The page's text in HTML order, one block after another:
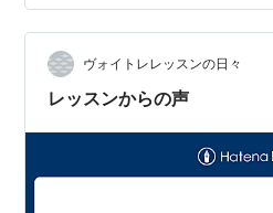
た。 そのため、夜空を見上げ
せ！浜に行って海を割るつもり
実際にそのような稽古を行って
範がかつて所属していた沖縄の
ヴォイトレレッスンの日々
レッスンからの声